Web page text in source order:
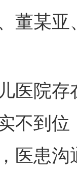
董某
院存
不到
医患